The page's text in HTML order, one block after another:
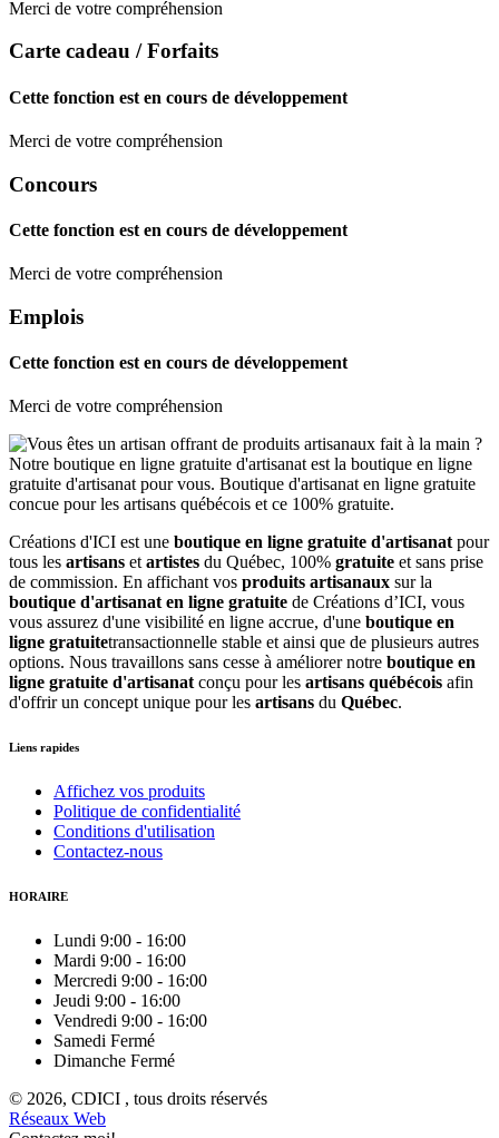
Merci de votre compréhension
Carte cadeau / Forfaits
Cette fonction est en cours de développement
Merci de votre compréhension
Concours
Cette fonction est en cours de développement
Merci de votre compréhension
Emplois
Cette fonction est en cours de développement
Merci de votre compréhension
Créations d'ICI est une boutique en ligne gratuite d'artisanat pour
tous les artisans et artistes du Québec, 100% gratuite et sans prise
de commission. En affichant vos produits artisanaux sur la
boutique d'artisanat en ligne gratuite de Créations d’ICI, vous
vous assurez d'une visibilité en ligne accrue, d'une boutique en
ligne gratuitetransactionnelle stable et ainsi que de plusieurs autres
options. Nous travaillons sans cesse à améliorer notre boutique en
ligne gratuite d'artisanat conçu pour les artisans québécois afin
d'offrir un concept unique pour les artisans du Québec.
Liens rapides
Affichez vos produits
Politique de confidentialité
Conditions d'utilisation
Contactez-nous
HORAIRE
Lundi 9:00 - 16:00
Mardi 9:00 - 16:00
Mercredi 9:00 - 16:00
Jeudi 9:00 - 16:00
Vendredi 9:00 - 16:00
Samedi Fermé
Dimanche Fermé
© 2026, CDICI , tous droits réservés
Réseaux Web